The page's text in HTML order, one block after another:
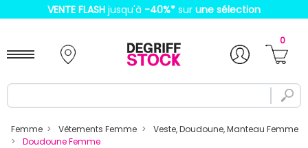
VENTE FLASH jusqu'à -40%* sur une sélection
0
Femme Vêtements Femme
Veste, Doudoune, Manteau Femme
Doudoune Femme